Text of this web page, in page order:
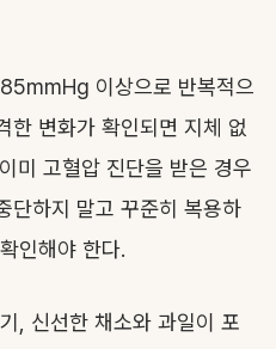
이상으로 반복적으
한 변화가 확인되면 지체 없
미 고혈압 진단을 받은 경우
단하지 말고 꾸준히 복용하
인해야 한다.
, 신선한 채소와 과일이 포